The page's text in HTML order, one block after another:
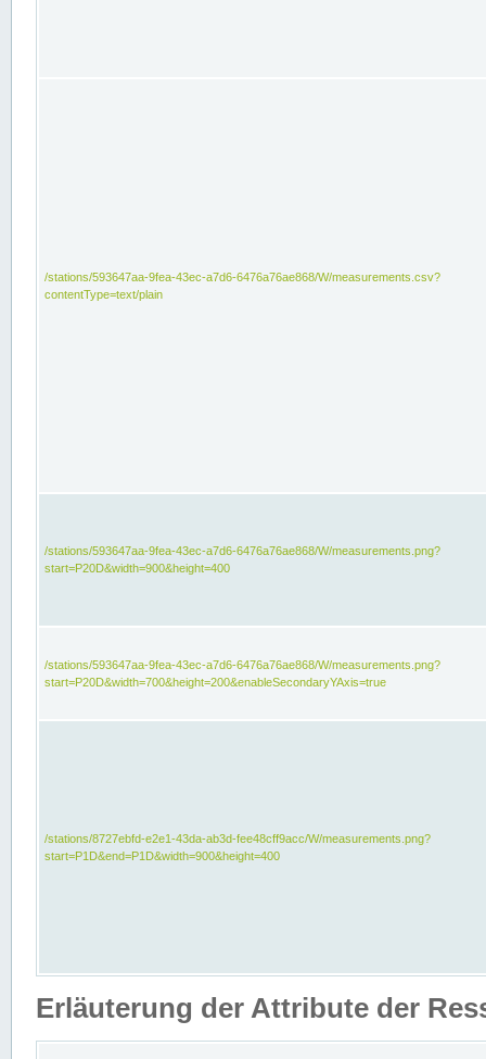
/stations/593647aa-9fea-43ec-a7d6-6476a76ae868/W/measurements.csv?
contentType=text/plain
/stations/593647aa-9fea-43ec-a7d6-6476a76ae868/W/measurements.png?
start=P20D&width=900&height=400
/stations/593647aa-9fea-43ec-a7d6-6476a76ae868/W/measurements.png?
start=P20D&width=700&height=200&enableSecondaryYAxis=true
/stations/8727ebfd-e2e1-43da-ab3d-fee48cff9acc/W/measurements.png?
start=P1D&end=P1D&width=900&height=400
Erläuterung der Attribute der